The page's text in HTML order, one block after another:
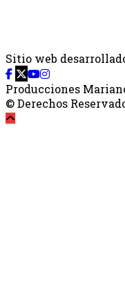
Sitio web
Producciones
© Derechos